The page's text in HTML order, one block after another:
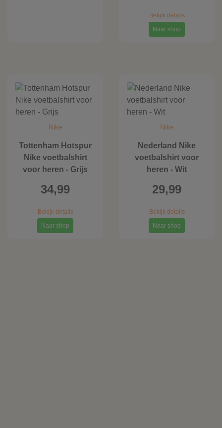
Bekijk details
Naar shop
Nike
Tottenham Hotspur
Nike voetbalshirt
voor heren - Grijs
34,99
Bekijk details
Naar shop
Nike
Nederland Nike
voetbalshirt voor
heren - Wit
29,99
Bekijk details
Naar shop